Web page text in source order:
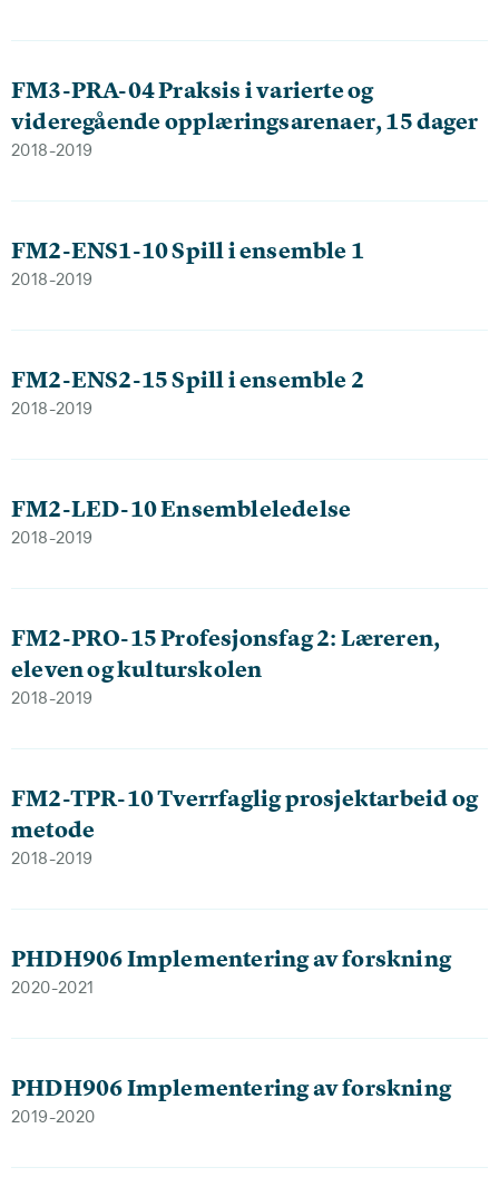
FM3-PRA-04 Praksis i varierte og
videregående opplæringsarenaer, 15 dager
2018-2019
FM2-ENS1-10 Spill i ensemble 1
2018-2019
FM2-ENS2-15 Spill i ensemble 2
2018-2019
FM2-LED-10 Ensembleledelse
2018-2019
FM2-PRO-15 Profesjonsfag 2: Læreren,
eleven og kulturskolen
2018-2019
FM2-TPR-10 Tverrfaglig prosjektarbeid og
metode
2018-2019
PHDH906 Implementering av forskning
2020-2021
PHDH906 Implementering av forskning
2019-2020